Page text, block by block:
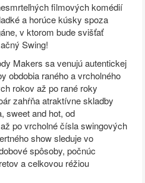
filmových komédií
a horúce kúsky spoza
v ktorom bude svišťať
Swing!
Makers sa venujú autentickej
obdobia raného a vrcholného
rokov až po rané roky
zahŕňa atraktívne skladby
sweet and hot, od
po vrcholné čísla swingových
show sleduje vo
spôsoby, počnúc
a celkovou réžiou